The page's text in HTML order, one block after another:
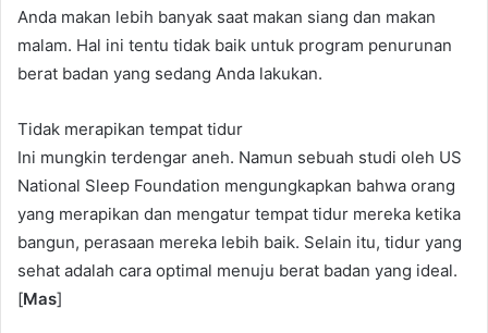
Anda makan lebih banyak saat makan siang dan makan
malam. Hal ini tentu tidak baik untuk program penurunan
berat badan yang sedang Anda lakukan.
Tidak merapikan tempat tidur
Ini mungkin terdengar aneh. Namun sebuah studi oleh US
National Sleep Foundation mengungkapkan bahwa orang
yang merapikan dan mengatur tempat tidur mereka ketika
bangun, perasaan mereka lebih baik. Selain itu, tidur yang
sehat adalah cara optimal menuju berat badan yang ideal.
[Mas]